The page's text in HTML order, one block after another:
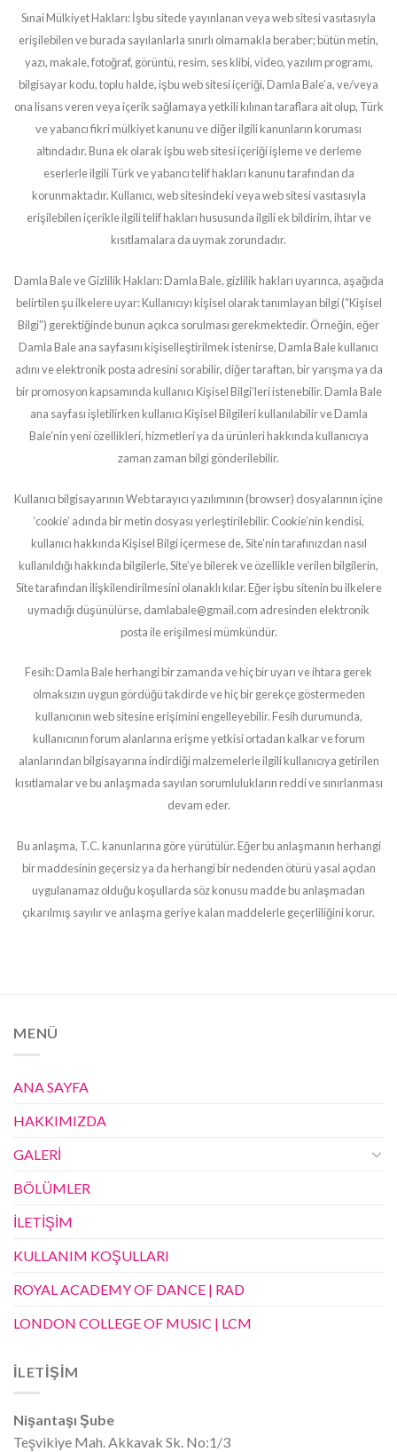
Sınai Mülkiyet Hakları: İşbu sitede yayınlanan veya web sitesi vasıtasıyla
erişilebilen ve burada sayılanlarla sınırlı olmamakla beraber; bütün metin,
yazı, makale, fotoğraf, görüntü, resim, ses klibi, video, yazılım programı,
bilgisayar kodu, toplu halde, işbu web sitesi içeriği, Damla Bale’a, ve/veya
ona lisans veren veya içerik sağlamaya yetkili kılınan taraflara ait olup, Türk
ve yabancı fikri mülkiyet kanunu ve diğer ilgili kanunların koruması
altındadır. Buna ek olarak işbu web sitesi içeriği işleme ve derleme
eserlerle ilgili Türk ve yabancı telif hakları kanunu tarafından da
korunmaktadır. Kullanıcı, web sitesindeki veya web sitesi vasıtasıyla
erişilebilen içerikle ilgili telif hakları hususunda ilgili ek bildirim, ihtar ve
kısıtlamalara da uymak zorundadır.
Damla Bale ve Gizlilik Hakları: Damla Bale, gizlilik hakları uyarınca, aşağıda
belirtilen şu ilkelere uyar: Kullanıcıyı kişisel olarak tanımlayan bilgi (“Kişisel
Bilgi”) gerektiğinde bunun açıkca sorulması gerekmektedir. Örneğin, eğer
Damla Bale ana sayfasını kişiselleştirilmek istenirse, Damla Bale kullanıcı
adını ve elektronik posta adresini sorabilir, diğer taraftan, bir yarışma ya da
bir promosyon kapsamında kullanıcı Kişisel Bilgi’leri istenebilir. Damla Bale
ana sayfası işletilirken kullanıcı Kişisel Bilgileri kullanılabilir ve Damla
Bale’nin yeni özellikleri, hizmetleri ya da ürünleri hakkında kullanıcıya
zaman zaman bilgi gönderilebilir.
Kullanıcı bilgisayarının Web tarayıcı yazılımının (browser) dosyalarının içine
‘cookie’ adında bir metin dosyası yerleştirilebilir. Cookie’nin kendisi,
kullanıcı hakkında Kişisel Bilgi içermese de, Site’nin tarafınızdan nasıl
kullanıldığı hakkında bilgilerle, Site’ye bilerek ve özellikle verilen bilgilerin,
Site tarafından ilişkilendirilmesini olanaklı kılar. Eğer işbu sitenin bu ilkelere
uymadığı düşünülürse, damlabale@gmail.com adresinden elektronik
posta ile erişilmesi mümkündür.
Fesih: Damla Bale herhangi bir zamanda ve hiç bir uyarı ve ihtara gerek
olmaksızın uygun gördüğü takdirde ve hiç bir gerekçe göstermeden
kullanıcının web sitesine erişimini engelleyebilir. Fesih durumunda,
kullanıcının forum alanlarına erişme yetkisi ortadan kalkar ve forum
alanlarından bilgisayarına indirdiği malzemelerle ilgili kullanıcıya getirilen
kısıtlamalar ve bu anlaşmada sayılan sorumlulukların reddi ve sınırlanması
devam eder.
Bu anlaşma, T.C. kanunlarına göre yürütülür. Eğer bu anlaşmanın herhangi
bir maddesinin geçersiz ya da herhangi bir nedenden ötürü yasal açıdan
uygulanamaz olduğu koşullarda söz konusu madde bu anlaşmadan
çıkarılmış sayılır ve anlaşma geriye kalan maddelerle geçerliliğini korur.
MENÜ
ANA SAYFA
HAKKIMIZDA
GALERİ
BÖLÜMLER
İLETİŞİM
KULLANIM KOŞULLARI
ROYAL ACADEMY OF DANCE | RAD
LONDON COLLEGE OF MUSIC | LCM
İLETİŞİM
Nişantaşı Şube
Teşvikiye Mah. Akkavak Sk. No:1/3